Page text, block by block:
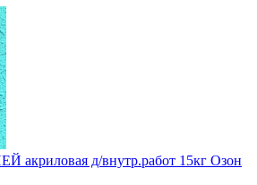
акриловая д/внутр.работ 15кг Озон